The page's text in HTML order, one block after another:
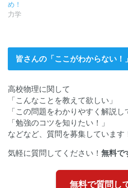
め！
力学
皆さんの「ここがわからない！
高校物理に関して
「こんなことを教えて欲しい」
「この問題をわかりやすく解説し
「勉強のコツを知りたい！」
などなど、質問を募集しています
気軽に質問してください！無料で
無料で質問し